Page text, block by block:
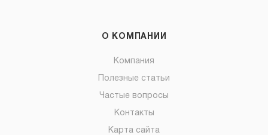
О КОМПАНИИ
Компания
Полезные статьи
Частые вопросы
Контакты
Карта сайта